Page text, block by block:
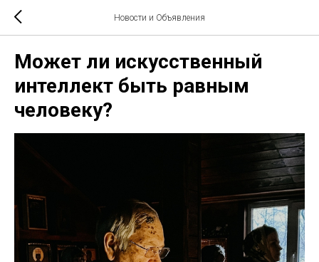
Новости и Объявления
Может ли искусственный
интеллект быть равным
человеку?